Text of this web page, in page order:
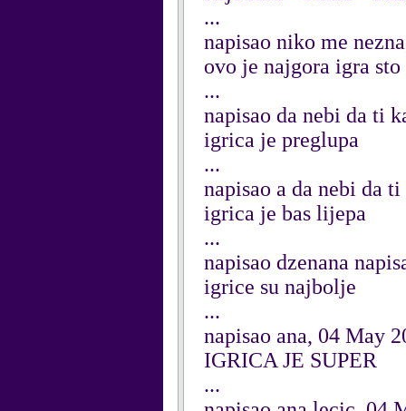
...
napisao niko me
ovo je najgora igra
...
napisao da nebi da ti
igrica je preglupa
...
napisao a da nebi da
igrica je bas lijepa
...
napisao dzenana
igrice su najbolje
...
napisao ana, 04 May
IGRICA JE SUPER
...